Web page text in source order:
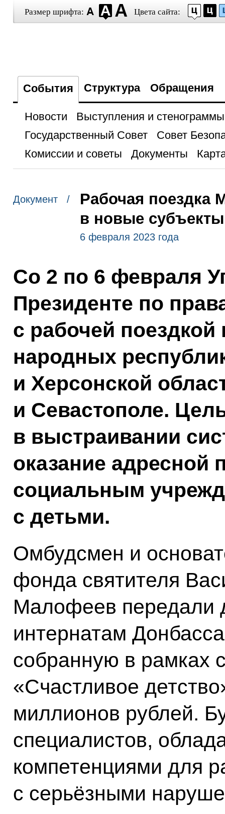
Размер шрифта: Цвета сайта:
События Структура Обращения
Новости
Выступления и стенограммы
Государственный Совет
Совет
Комиссии и советы
Документы
Документ /
Рабочая поездка
в новые
6 февраля 2023 года
Со 2 по 6 февраля
Президенте по
с рабочей
народных
и Херсонской
и Севастополе.
в выстраивании
оказание адресной
социальным
с детьми.
Омбудсмен и
фонда святителя
Малофеев передали
интернатам
собранную в рамках
«Счастливое
миллионов рублей.
специалистов,
компетенциями для
с серьёзными